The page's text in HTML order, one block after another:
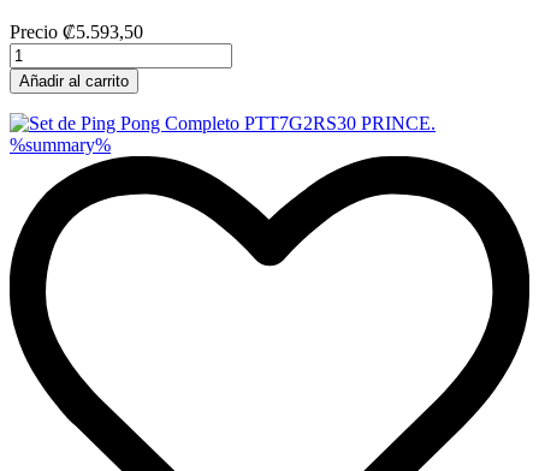
Precio ₡5.593,50
Añadir al carrito